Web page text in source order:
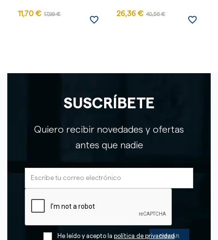
11,70 € 17,99 €
favorite_border
26,36 € 40,56 €
favorite_border
SUSCRÍBETE
Quiero recibir novedades y ofertas
antes que nadie
He leído y acepto la política de privacidad